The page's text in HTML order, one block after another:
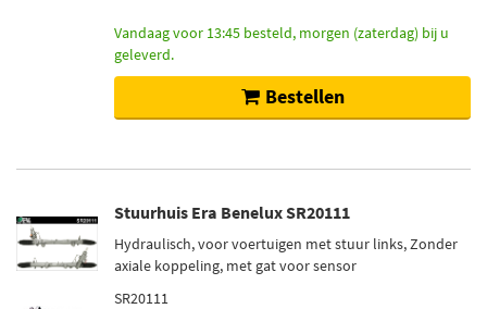
Vandaag voor 13:45 besteld, morgen (zaterdag) bij u
geleverd.
Bestellen
Stuurhuis Era Benelux SR20111
Hydraulisch, voor voertuigen met stuur links, Zonder
axiale koppeling, met gat voor sensor
SR20111